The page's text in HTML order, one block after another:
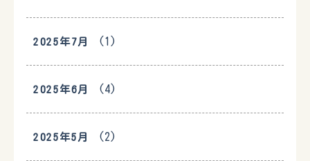
2025年7月 (1)
2025年6月 (4)
2025年5月 (2)